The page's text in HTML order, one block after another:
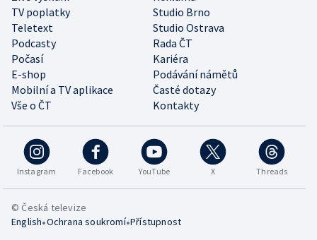
TV poplatky
Studio Brno
Teletext
Studio Ostrava
Podcasty
Rada ČT
Počasí
Kariéra
E-shop
Podávání námětů
Mobilní a TV aplikace
Časté dotazy
Vše o ČT
Kontakty
Instagram Facebook YouTube X Threads
© Česká televize
English•Ochrana soukromí•Přístupnost